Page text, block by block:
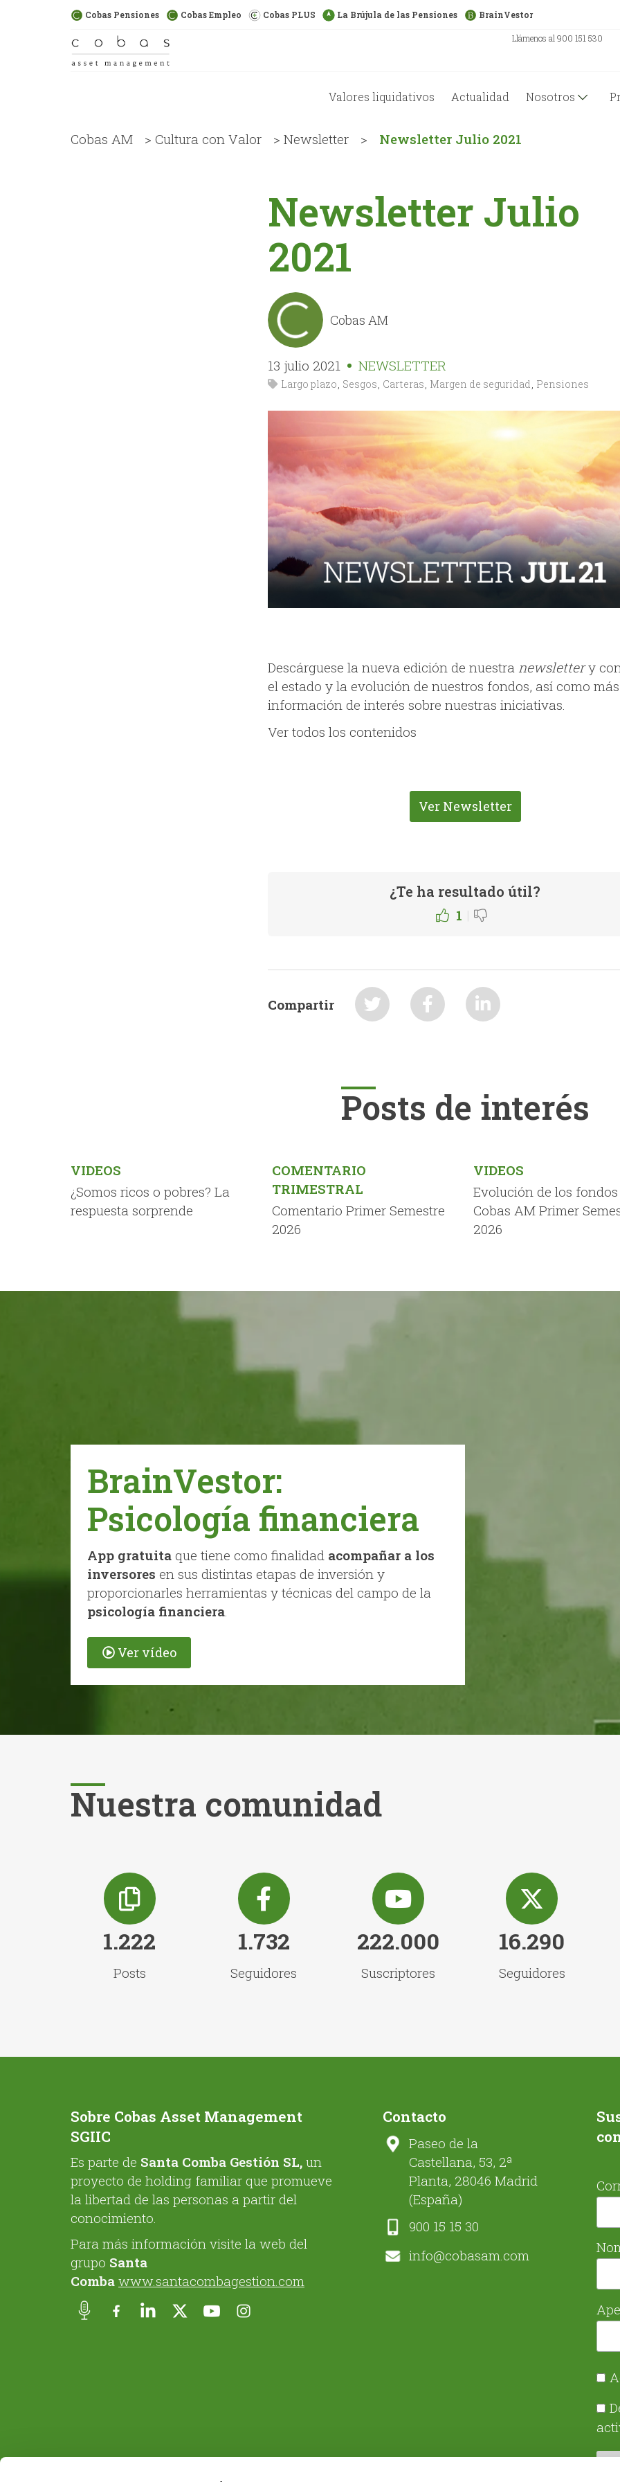
Cobas Pensiones Cobas Empleo Cobas PLUS La Brújula de las Pensiones BrainVestor
Llámenos al 900 151 530
Valores liquidativos Actualidad Nosotros
Cobas AM > Cultura con Valor > Newsletter > Newsletter Julio 2021
Newsletter Julio
2021
Cobas AM
13 julio 2021 NEWSLETTER
Largo plazo, Sesgos, Carteras, Margen de seguridad, Pensiones
Descárguese la nueva edición de nuestra newslettery
el estado y la evolución de nuestros fondos, así como más
información de interés sobre nuestras iniciativas.
Ver todos los contenidos
Ver Newsletter
¿Te ha resultado útil?
1 |
Compartir
Posts de interés
VIDEOS
¿Somos ricos o pobres? La
respuesta sorprende
COMENTARIO
TRIMESTRAL
Comentario Primer Semestre
2026
VIDEOS
Evolución de los fondos
Cobas AM Primer
2026
BrainVestor:
Psicología financiera
App gratuita que tiene como finalidad acompañar a los
inversores en sus distintas etapas de inversión y
proporcionarles herramientas y técnicas del campo de la
psicología financiera.
Ver vídeo
Nuestra comunidad
1.222
Posts
1.732
Seguidores
222.000
Suscriptores
16.290
Seguidores
Sobre Cobas Asset Management
SGIIC
Es parte de Santa Comba Gestión SL, un
proyecto de holding familiar que promueve
la libertad de las personas a partir del
conocimiento.
Para más información visite la web del
grupo Santa
Comba www.santacombagestion.com
Contacto
Paseo de la
Castellana, 53, 2ª
Planta, 28046 Madrid
(España)
900 15 15 30
info@cobasam.com